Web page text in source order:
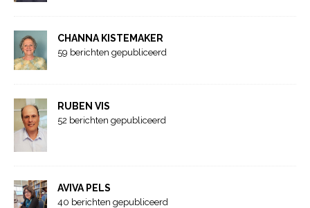
CHANNA KISTEMAKER
59 berichten gepubliceerd
RUBEN VIS
52 berichten gepubliceerd
AVIVA PELS
40 berichten gepubliceerd